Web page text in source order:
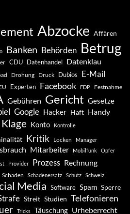
Abzocke Affären
Banken Behörden Betrug
CDU Datenhandel Datenklau
Drohung Druck Dubios E-Mail
Experten Facebook FDP Festnahme
Gebühren Gericht Gesetze
Google Hacker Haft Handy
Klage Konto Kontrolle
Kritik Locken Manager
Mitarbeiter Mobilfunk Opfer
Provider Prozess Rechnung
Schaden Schadenersatz Schutz Schweiz
Media Software Spam Sperre
Streit Studien Telefonieren
Tricks Täuschung Urheberrecht